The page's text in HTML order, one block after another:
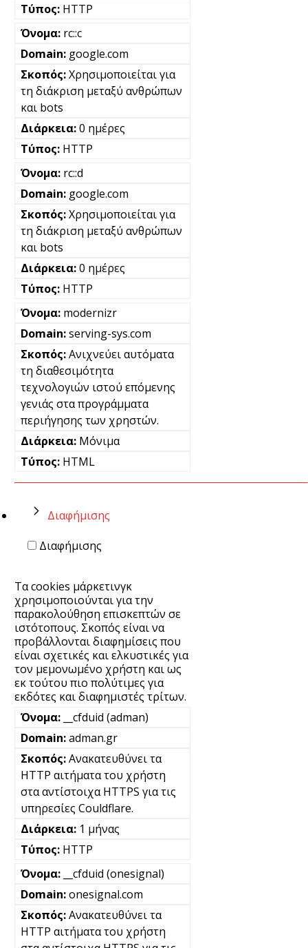
HTTP
rc::c
google.com
Χρησιμοποιείται για
τη διάκριση μεταξύ ανθρώπων
και bots
0 ημέρες
HTTP
rc::d
google.com
Χρησιμοποιείται για
τη διάκριση μεταξύ ανθρώπων
και bots
0 ημέρες
HTTP
modernizr
serving-sys.com
Ανιχνεύει αυτόματα
τη διαθεσιμότητα
τεχνολογιών ιστού επόμενης
γενιάς στα προγράμματα
περιήγησης των χρηστών.
Μόνιμα
HTML
Διαφήμισης
Διαφήμισης
Τα cookies μάρκετινγκ
χρησιμοποιούνται για την
παρακολούθηση επισκεπτών σε
ιστότοπους. Σκοπός είναι να
προβάλλονται διαφημίσεις που
είναι σχετικές και ελκυστικές για
τον μεμονωμένο χρήστη και ως
εκ τούτου πιο πολύτιμες για
εκδότες και διαφημιστές τρίτων.
__cfduid (adman)
adman.gr
Ανακατευθύνει τα
HTTP αιτήματα του χρήστη
στα αντίστοιχα HTTPS για τις
υπηρεσίες Couldflare.
1 μήνας
HTTP
__cfduid (onesignal)
onesignal.com
Ανακατευθύνει τα
HTTP αιτήματα του χρήστη